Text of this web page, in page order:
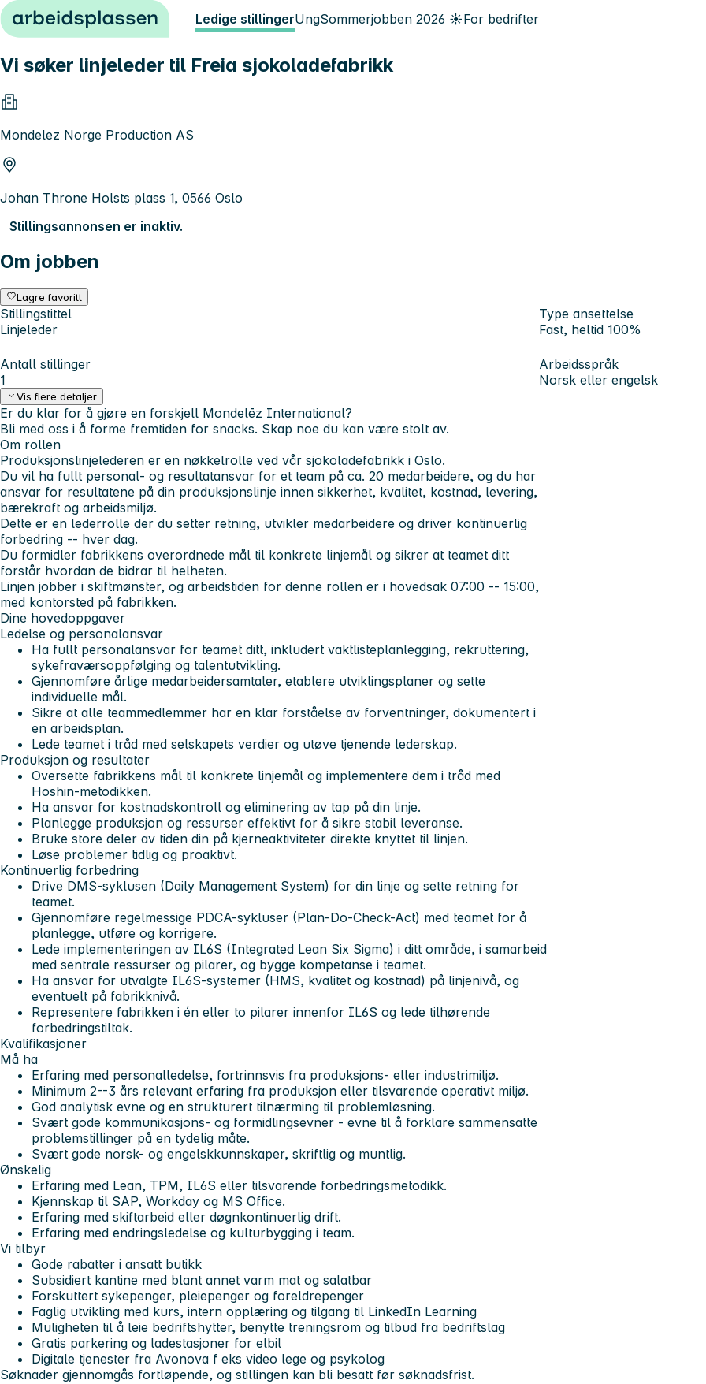
Hopp til innhold Ledige stillingerUngSommerjobben 2026 ☀️For bedrifter
Vi søker linjeleder til Freia sjokoladefabrikk
Mondelez Norge Production AS
Johan Throne Holsts plass 1, 0566 Oslo
Stillingsannonsen er inaktiv.
Om jobben
Lagre favoritt
Stillingstittel
Linjeleder
Type ansettelse
Fast, heltid 100%
Antall stillinger
1
Arbeidsspråk
Norsk eller engelsk
Vis flere detaljer
Er du klar for å gjøre en forskjell Mondelēz International?
Bli med oss i å forme fremtiden for snacks. Skap noe du kan være stolt av.
Om rollen
Produksjonslinjelederen er en nøkkelrolle ved vår sjokoladefabrikk i Oslo.
Du vil ha fullt personal- og resultatansvar for et team på ca. 20 medarbeidere, og du har
ansvar for resultatene på din produksjonslinje innen sikkerhet, kvalitet, kostnad, levering,
bærekraft og arbeidsmiljø.
Dette er en lederrolle der du setter retning, utvikler medarbeidere og driver kontinuerlig
forbedring -- hver dag.
Du formidler fabrikkens overordnede mål til konkrete linjemål og sikrer at teamet ditt
forstår hvordan de bidrar til helheten.
Linjen jobber i skiftmønster, og arbeidstiden for denne rollen er i hovedsak 07:00 -- 15:00,
med kontorsted på fabrikken.
Dine hovedoppgaver
Ledelse og personalansvar
Ha fullt personalansvar for teamet ditt, inkludert vaktlisteplanlegging, rekruttering,
sykefraværsoppfølging og talentutvikling.
Gjennomføre årlige medarbeidersamtaler, etablere utviklingsplaner og sette
individuelle mål.
Sikre at alle teammedlemmer har en klar forståelse av forventninger, dokumentert i
en arbeidsplan.
Lede teamet i tråd med selskapets verdier og utøve tjenende lederskap.
Produksjon og resultater
Oversette fabrikkens mål til konkrete linjemål og implementere dem i tråd med
Hoshin-metodikken.
Ha ansvar for kostnadskontroll og eliminering av tap på din linje.
Planlegge produksjon og ressurser effektivt for å sikre stabil leveranse.
Bruke store deler av tiden din på kjerneaktiviteter direkte knyttet til linjen.
Løse problemer tidlig og proaktivt.
Kontinuerlig forbedring
Drive DMS-syklusen (Daily Management System) for din linje og sette retning for
teamet.
Gjennomføre regelmessige PDCA-sykluser (Plan-Do-Check-Act) med teamet for å
planlegge, utføre og korrigere.
Lede implementeringen av IL6S (Integrated Lean Six Sigma) i ditt område, i samarbeid
med sentrale ressurser og pilarer, og bygge kompetanse i teamet.
Ha ansvar for utvalgte IL6S-systemer (HMS, kvalitet og kostnad) på linjenivå, og
eventuelt på fabrikknivå.
Representere fabrikken i én eller to pilarer innenfor IL6S og lede tilhørende
forbedringstiltak.
Kvalifikasjoner
Må ha
Erfaring med personalledelse, fortrinnsvis fra produksjons- eller industrimiljø.
Minimum 2--3 års relevant erfaring fra produksjon eller tilsvarende operativt miljø.
God analytisk evne og en strukturert tilnærming til problemløsning.
Svært gode kommunikasjons- og formidlingsevner - evne til å forklare sammensatte
problemstillinger på en tydelig måte.
Svært gode norsk- og engelskkunnskaper, skriftlig og muntlig.
Ønskelig
Erfaring med Lean, TPM, IL6S eller tilsvarende forbedringsmetodikk.
Kjennskap til SAP, Workday og MS Office.
Erfaring med skiftarbeid eller døgnkontinuerlig drift.
Erfaring med endringsledelse og kulturbygging i team.
Vi tilbyr
Gode rabatter i ansatt butikk
Subsidiert kantine med blant annet varm mat og salatbar
Forskuttert sykepenger, pleiepenger og foreldrepenger
Faglig utvikling med kurs, intern opplæring og tilgang til LinkedIn Learning
Muligheten til å leie bedriftshytter, benytte treningsrom og tilbud fra bedriftslag
Gratis parkering og ladestasjoner for elbil
Digitale tjenester fra Avonova f eks video lege og psykolog
Søknader gjennomgås fortløpende, og stillingen kan bli besatt før søknadsfrist.